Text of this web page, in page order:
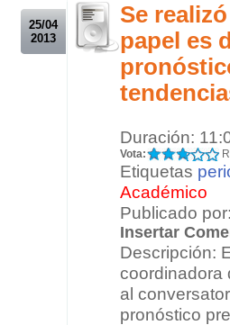
25/04
2013
Se
papel es
Duración:
Vota:
Etiquetas
Académico
Publicado por:
Insertar
Descripción:
coordinadora
al
pronóstico